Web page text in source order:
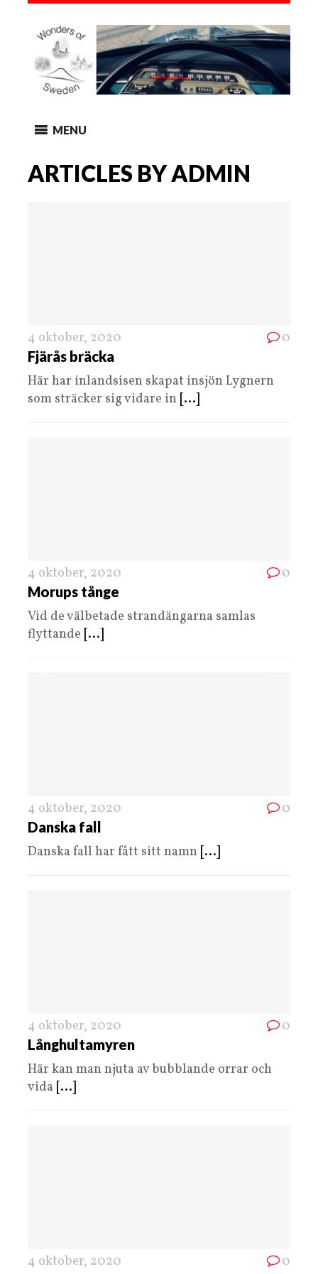
MENU
ARTICLES BY ADMIN
4 oktober, 2020 0
Fjärås bräcka
Här har inlandsisen skapat insjön Lygnern
som sträcker sig vidare in [...]
4 oktober, 2020 0
Morups tånge
Vid de välbetade strandängarna samlas
flyttande [...]
4 oktober, 2020 0
Danska fall
Danska fall har fått sitt namn [...]
4 oktober, 2020 0
Långhultamyren
Här kan man njuta av bubblande orrar och
vida [...]
4 oktober, 2020 0